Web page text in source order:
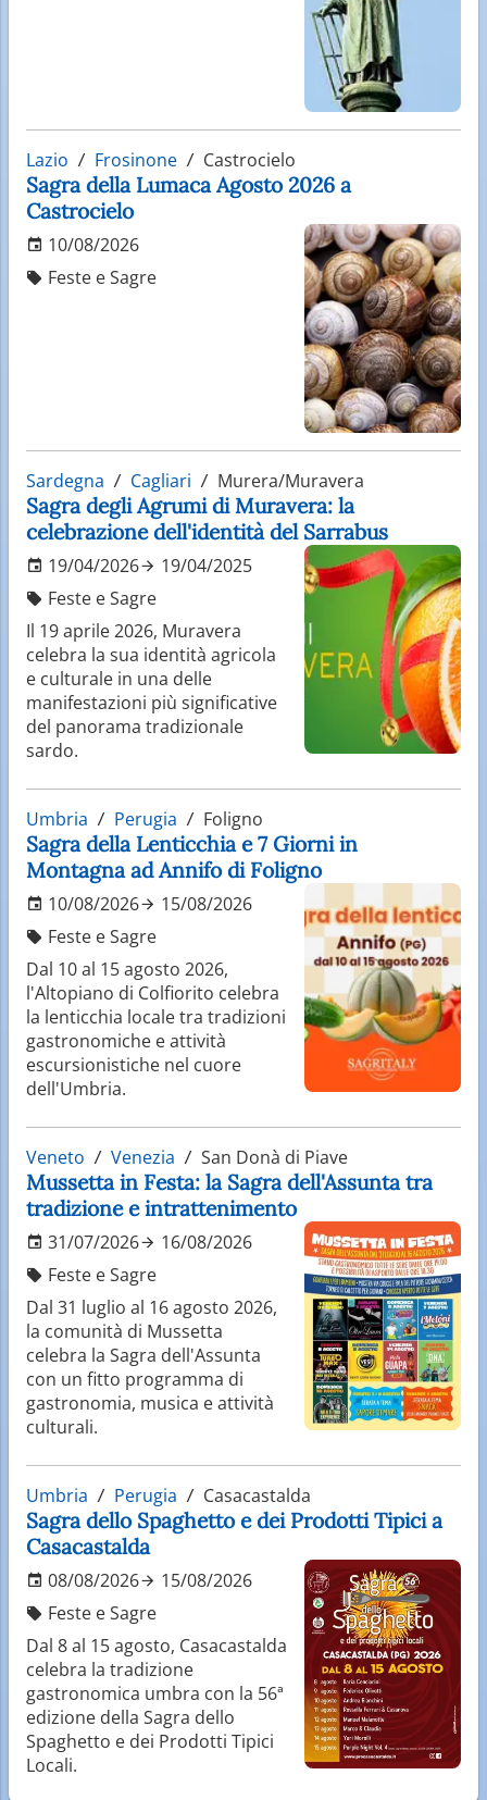
Lazio Frosinone Castrocielo
Sagra della Lumaca Agosto 2026 a
Castrocielo
10/08/2026
Feste e Sagre
Sardegna Cagliari Murera/Muravera
Sagra degli Agrumi di Muravera: la
celebrazione dell'identità del Sarrabus
19/04/2026
19/04/2025
Feste e Sagre
Il 19 aprile 2026, Muravera
celebra la sua identità agricola
e culturale in una delle
manifestazioni più significative
del panorama tradizionale
sardo.
Umbria Perugia Foligno
Sagra della Lenticchia e 7 Giorni in
Montagna ad Annifo di Foligno
10/08/2026
15/08/2026
Feste e Sagre
Dal 10 al 15 agosto 2026,
l'Altopiano di Colfiorito celebra
la lenticchia locale tra tradizioni
gastronomiche e attività
escursionistiche nel cuore
dell'Umbria.
Veneto Venezia San Donà di Piave
Mussetta in Festa: la Sagra dell'Assunta tra
tradizione e intrattenimento
31/07/2026
16/08/2026
Feste e Sagre
Dal 31 luglio al 16 agosto 2026,
la comunità di Mussetta
celebra la Sagra dell'Assunta
con un fitto programma di
gastronomia, musica e attività
culturali.
Umbria Perugia Casacastalda
Sagra dello Spaghetto e dei Prodotti Tipici a
Casacastalda
08/08/2026
15/08/2026
Feste e Sagre
Dal 8 al 15 agosto, Casacastalda
celebra la tradizione
gastronomica umbra con la 56ª
edizione della Sagra dello
Spaghetto e dei Prodotti Tipici
Locali.